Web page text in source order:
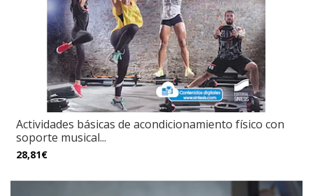
Actividades básicas de acondicionamiento físico con
soporte musical...
28,81€